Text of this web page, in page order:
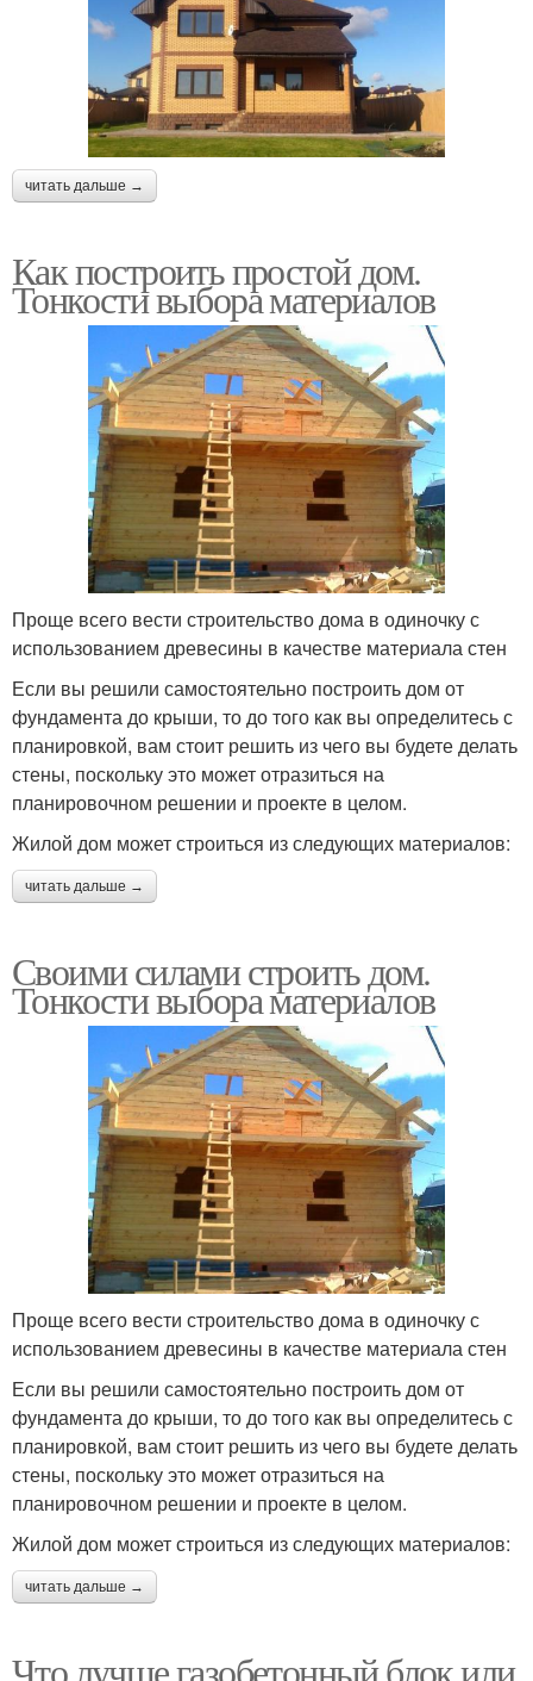
читать дальше →
Как построить простой дом.
Тонкости выбора материалов
Проще всего вести строительство дома в одиночку с
использованием древесины в качестве материала стен
Если вы решили самостоятельно построить дом от
фундамента до крыши, то до того как вы определитесь с
планировкой, вам стоит решить из чего вы будете делать
стены, поскольку это может отразиться на
планировочном решении и проекте в целом.
Жилой дом может строиться из следующих материалов:
читать дальше →
Своими силами строить дом.
Тонкости выбора материалов
Проще всего вести строительство дома в одиночку с
использованием древесины в качестве материала стен
Если вы решили самостоятельно построить дом от
фундамента до крыши, то до того как вы определитесь с
планировкой, вам стоит решить из чего вы будете делать
стены, поскольку это может отразиться на
планировочном решении и проекте в целом.
Жилой дом может строиться из следующих материалов:
читать дальше →